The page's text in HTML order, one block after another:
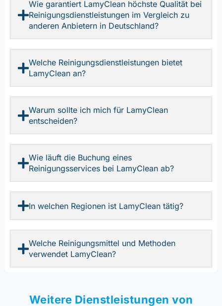
Wie garantiert LamyClean höchste Qualität bei
Reinigungsdienstleistungen im Vergleich zu
anderen Anbietern in Deutschland?
Welche Reinigungsdienstleistungen bietet
LamyClean an?
Warum sollte ich mich für LamyClean
entscheiden?
Wie läuft die Buchung eines
Reinigungsservices bei LamyClean ab?
In welchen Regionen ist LamyClean tätig?
Welche Reinigungsmittel und Methoden
verwendet LamyClean?
Weitere Dienstleistungen von